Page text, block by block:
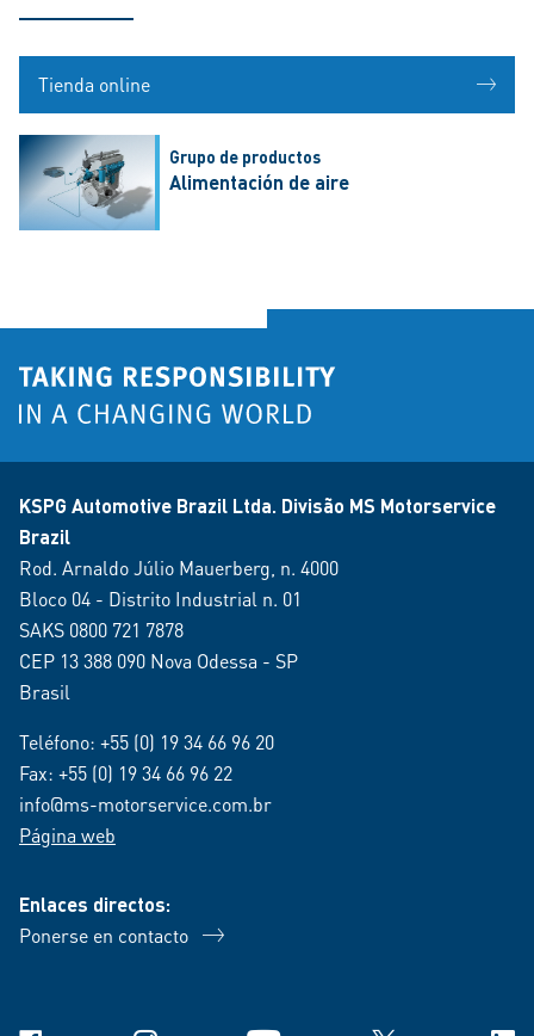
Tienda online
Grupo de productos
Alimentación de aire
KSPG Automotive Brazil Ltda. Divisão MS Motorservice
Brazil
Rod. Arnaldo Júlio Mauerberg, n. 4000
Bloco 04 - Distrito Industrial n. 01
SAKS 0800 721 7878
CEP 13 388 090 Nova Odessa - SP
Brasil
Teléfono: +55 (0) 19 34 66 96 20
Fax: +55 (0) 19 34 66 96 22
info@ms-motorservice.com.br
Página web
Enlaces directos:
Ponerse en contacto